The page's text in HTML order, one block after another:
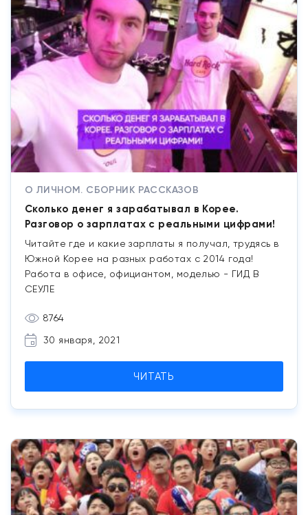
О ЛИЧНОМ. СБОРНИК РАССКАЗОВ
Сколько денег я зарабатывал в Корее.
Разговор о зарплатах с реальными цифрами!
Читайте где и какие зарплаты я получал, трудясь в
Южной Корее на разных работах с 2014 года!
Работа в офисе, официантом, моделью - ГИД В
СЕУЛЕ
8764
30 января, 2021
ЧИТАТЬ